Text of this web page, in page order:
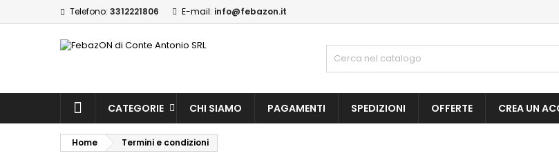
Telefono: 3312221806 E-mail: info@febazon.it
CATEGORIE CHI SIAMO PAGAMENTI SPEDIZIONI OFFERTE CREA UN
Home Termini e condizioni